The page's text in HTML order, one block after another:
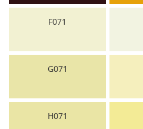
F071
G071
H071